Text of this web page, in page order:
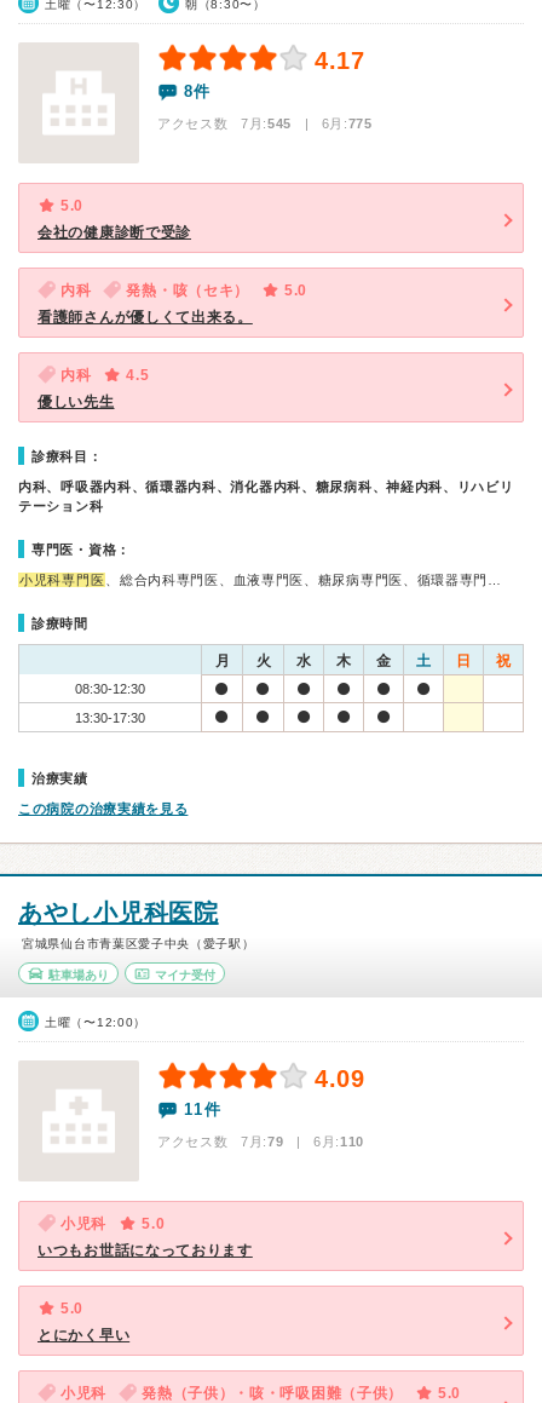
土曜（〜12:30） 朝（8:30〜）
4.17
8件
アクセス数 7月:545 | 6月:775
5.0
会社の健康診断で受診
内科 発熱・咳（セキ）
5.0
看護師さんが優しくて出来る。
内科
4.5
優しい先生
診療科目：
内科、呼吸器内科、循環器内科、消化器内科、糖尿病科、神経内科、リハビリ
テーション科
専門医・資格：
小児科専門医 、総合内科専門医、血液専門医、糖尿病専門医、循環器専門…
診療時間
月 火 水 木 金 土 日 祝
08:30-12:30
13:30-17:30
治療実績
この病院の治療実績を見る
あやし小児科医院
宮城県仙台市青葉区愛子中央（愛子駅）
駐車場あり マイナ受付
土曜（〜12:00）
4.09
11件
アクセス数 7月:79 | 6月:110
小児科
5.0
いつもお世話になっております
5.0
とにかく早い
小児科 発熱（子供）・咳・呼吸困難（子供）
5.0